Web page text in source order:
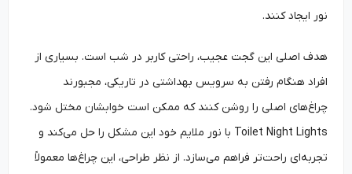
نور ایجاد کنند.
هدف اصلی این گجت عجیب، راحتی کاربر در شب است. بسیاری از
افراد هنگام رفتن به سرویس بهداشتی در تاریکی، مجبورند
چراغ‌های اصلی را روشن کنند که ممکن است خوابشان مختل شود.
Toilet Night Lights با نور ملایم خود این مشکل را حل می‌کند و
تجربه‌ای راحت‌تر فراهم می‌سازد. از نظر طراحی، این چراغ‌ها معمولاً